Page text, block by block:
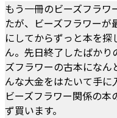
もう一冊のビーズフラワ
たが、ビーズフラワー
にしてからずっと本を
ん。先日終了したばかり
ズフラワーの古本にな
んな大金をはたいて手に
ビーズフラワー関係の
ず買います。